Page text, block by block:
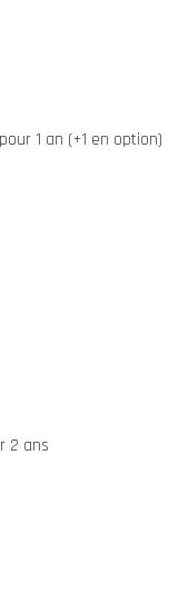
1 an (+1 en option)
2 ans